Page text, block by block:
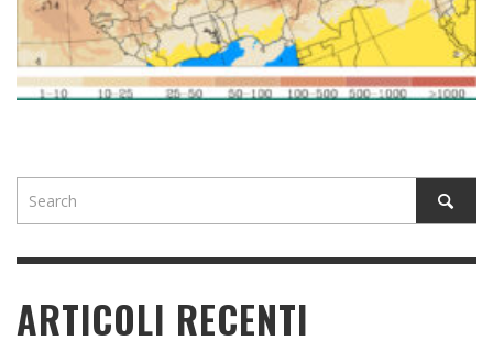
ARTICOLI RECENTI